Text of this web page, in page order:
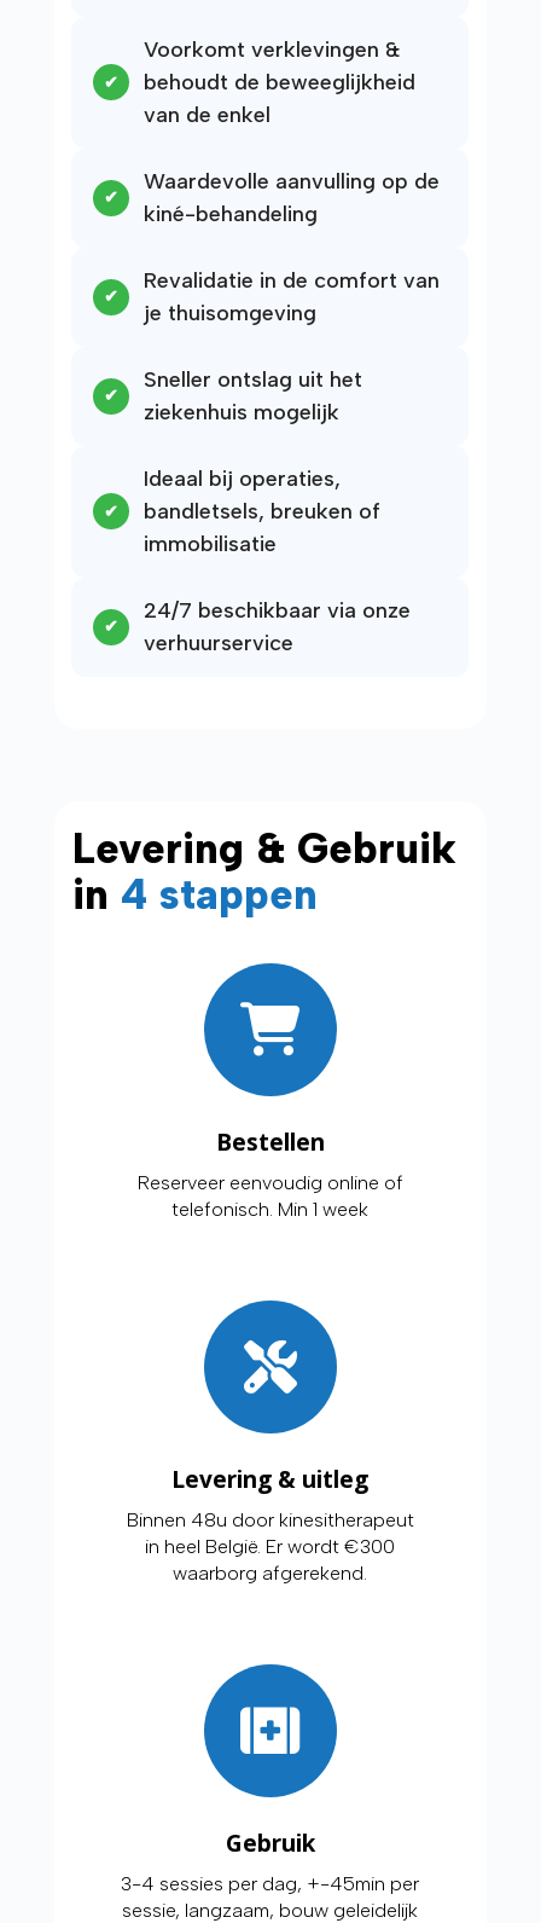
Voorkomt verklevingen &
behoudt de beweeglijkheid
van de enkel
Waardevolle aanvulling op de
kiné-behandeling
Revalidatie in de comfort van
je thuisomgeving
Sneller ontslag uit het
ziekenhuis mogelijk
Ideaal bij operaties,
bandletsels, breuken of
immobilisatie
24/7 beschikbaar via onze
verhuurservice
Levering & Gebruik
in 4 stappen
Bestellen
Reserveer eenvoudig online of
telefonisch. Min 1 week
Levering & uitleg
Binnen 48u door kinesitherapeut
in heel België. Er wordt €300
waarborg afgerekend.
Gebruik
3-4 sessies per dag, +-45min per
sessie, langzaam, bouw geleidelijk